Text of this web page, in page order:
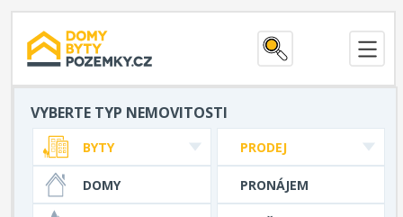
VYBERTE TYP NEMOVITOSTI
PRODEJ
PRONÁJEM
BYTY
DOMY